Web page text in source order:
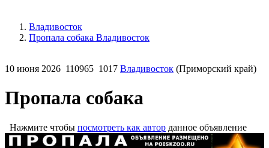
Владивосток
Пропала собака Владивосток
10 июня 2026 110965 1017 Владивосток (Приморский край)
Пропала собака
Нажмите чтобы посмотреть как автор данное объявление